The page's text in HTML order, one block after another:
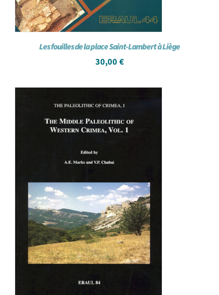
Les fouilles de la place Saint-Lambert à Liège
30,00 €